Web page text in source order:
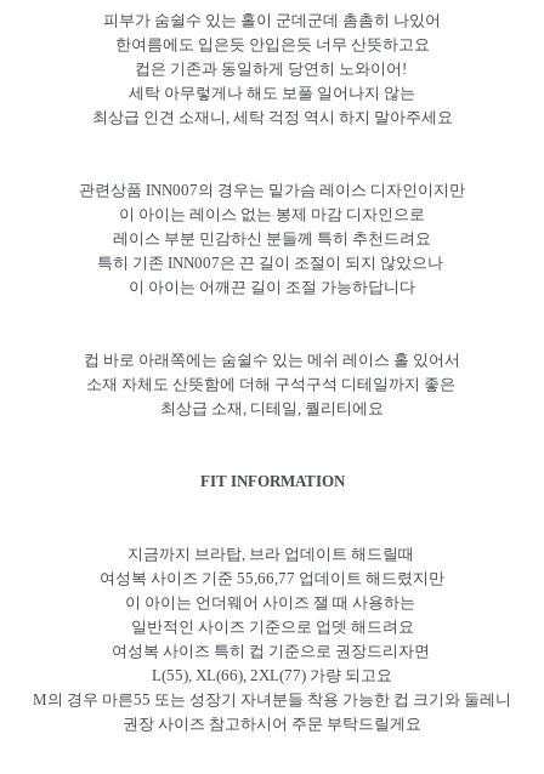
피부가 숨쉴수 있는 홀이 군데군데 촘촘히 나있어
한여름에도 입은듯 안입은듯 너무 산뜻하고요
컵은 기존과 동일하게 당연히 노와이어!
세탁 아무렇게나 해도 보풀 일어나지 않는
최상급 인견 소재니, 세탁 걱정 역시 하지 말아주세요
관련상품 INN007의 경우는 밑가슴 레이스 디자인이지만
이 아이는 레이스 없는 봉제 마감 디자인으로
레이스 부분 민감하신 분들께 특히 추천드려요
특히 기존 INN007은 끈 길이 조절이 되지 않았으나
이 아이는 어깨끈 길이 조절 가능하답니다
컵 바로 아래쪽에는 숨쉴수 있는 메쉬 레이스 홀 있어서
소재 자체도 산뜻함에 더해 구석구석 디테일까지 좋은
최상급 소재, 디테일, 퀄리티에요
FIT INFORMATION
지금까지 브라탑, 브라 업데이트 해드릴때
여성복 사이즈 기준 55,66,77 업데이트 해드렸지만
이 아이는 언더웨어 사이즈 잴 때 사용하는
일반적인 사이즈 기준으로 업뎃 해드려요
여성복 사이즈 특히 컵 기준으로 권장드리자면
L(55), XL(66), 2XL(77) 가량 되고요
M의 경우 마른55 또는 성장기 자녀분들 착용 가능한 컵 크기와 둘레니
권장 사이즈 참고하시어 주문 부탁드릴게요